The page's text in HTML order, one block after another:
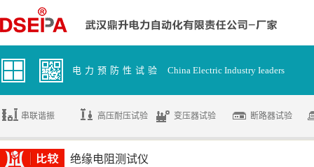
电力预防性试验 China Electric Industry Ieaders
串联谐振 高压耐压试验 变压器试验 断路器试验
绝缘电阻测试仪